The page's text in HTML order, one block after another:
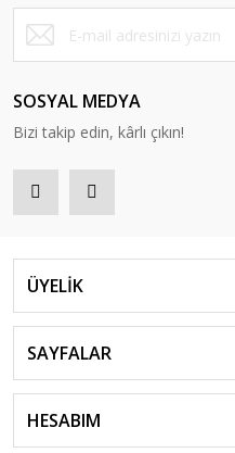
SOSYAL MEDYA
Bizi takip edin, kârlı çıkın!
ÜYELİK
SAYFALAR
HESABIM